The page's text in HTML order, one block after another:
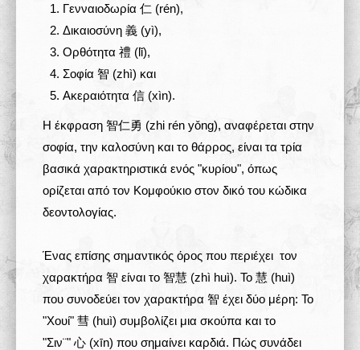
Γενναιοδωρία 仁 (rén),
Δικαιοσύνη 義 (yì),
Ορθότητα 禮 (lǐ),
Σοφία 智 (zhì) και
Ακεραιότητα 信 (xìn).
Η έκφραση 智仁勇 (zhi rén yǒng), αναφέρεται στην
σοφία, την καλοσύνη και το θάρρος, είναι τα τρία
βασικά χαρακτηριστικά ενός "κυρίου", όπως
ορίζεται από τον Κομφούκιο στον δικό του κώδικα
δεοντολογίας.
Ένας επίσης σημαντικός όρος που περιέχει τον
χαρακτήρα 智 είναι το 智慧 (zhì huì). Το 慧 (huì)
που συνοδεύει τον χαρακτήρα 智 έχει δύο μέρη: Το
"Χουί" 彗 (huì) συμβολίζει μια σκούπα και το
"Σιν¨" 心 (xīn) που σημαίνει καρδιά. Πώς συνάδει